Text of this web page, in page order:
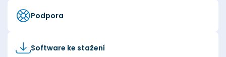
Podpora
Software ke stažení